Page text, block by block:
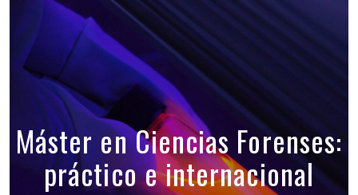
Máster en Ciencias Forenses:
práctico e internacional